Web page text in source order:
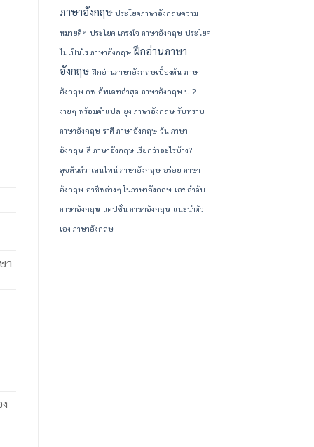
า
ภาษาอังกฤษ ประโยคภาษาอังกฤษความ
หมายดีๆ ประโยค เกรงใจ ภาษาอังกฤษ ประโยค
ไม่เป็นไร ภาษาอังกฤษ ฝึกอ่านภาษา
อังกฤษ ฝึกอ่านภาษาอังกฤษเบื้องต้น ภาษา
อังกฤษ กพ อัพเดทล่าสุด ภาษาอังกฤษ ป 2
ง่ายๆ พร้อมคำแปล ยุง ภาษาอังกฤษ รับทราบ
ภาษาอังกฤษ ราศี ภาษาอังกฤษ วัน ภาษา
อังกฤษ สี ภาษาอังกฤษ เรียกว่าอะไรบ้าง?
สุขสันต์วาเลนไทน์ ภาษาอังกฤษ อร่อย ภาษา
อังกฤษ อาชีพต่างๆ ในภาษาอังกฤษ เลขลำดับ
ภาษาอังกฤษ แคปชั่น ภาษาอังกฤษ แนะนําตัว
เอง ภาษาอังกฤษ